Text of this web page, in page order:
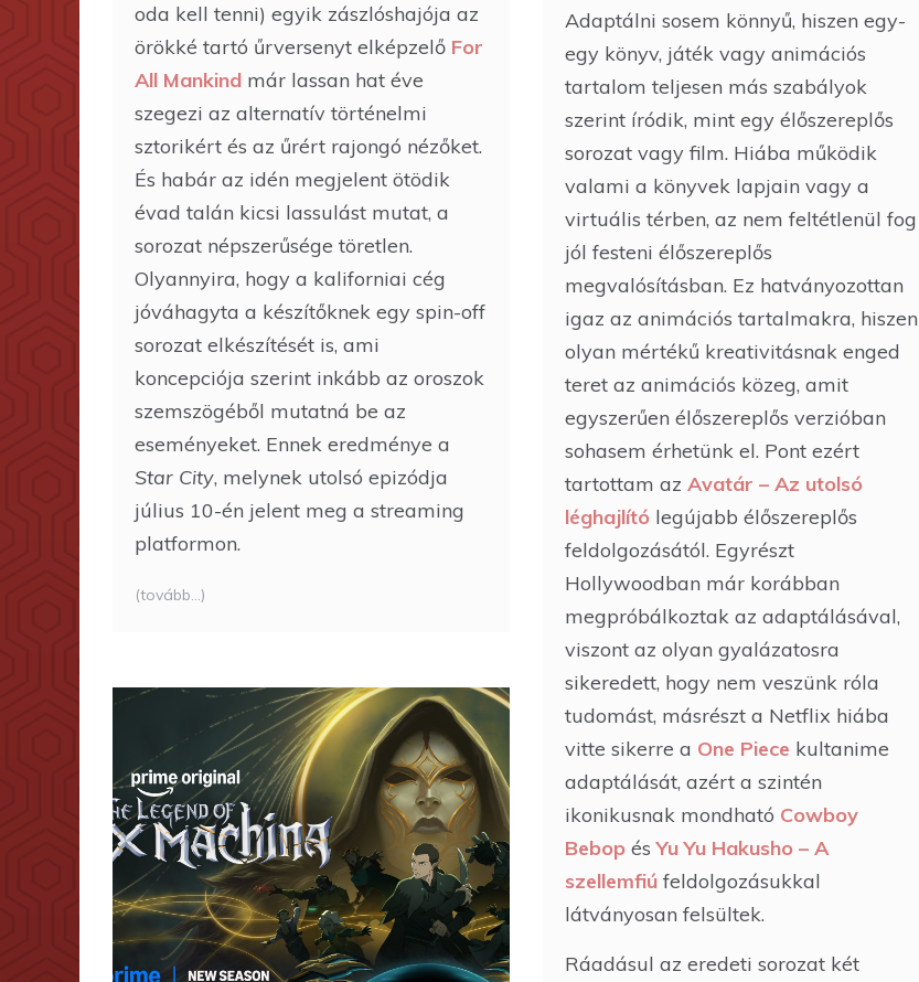
oda kell tenni) egyik zászlóshajója az
örökké tartó űrversenyt elképzelő For
All Mankind már lassan hat éve
szegezi az alternatív történelmi
sztorikért és az űrért rajongó nézőket.
És habár az idén megjelent ötödik
évad talán kicsi lassulást mutat, a
sorozat népszerűsége töretlen.
Olyannyira, hogy a kaliforniai cég
jóváhagyta a készítőknek egy spin-off
sorozat elkészítését is, ami
koncepciója szerint inkább az oroszok
szemszögéből mutatná be az
eseményeket. Ennek eredménye a
Star City, melynek utolsó epizódja
július 10-én jelent meg a streaming
platformon.
(tovább…)
Adaptálni sosem könnyű, hiszen egy-
egy könyv, játék vagy animációs
tartalom teljesen más szabályok
szerint íródik, mint egy élőszereplős
sorozat vagy film. Hiába működik
valami a könyvek lapjain vagy a
virtuális térben, az nem feltétlenül fog
jól festeni élőszereplős
megvalósításban. Ez hatványozottan
igaz az animációs tartalmakra, hiszen
olyan mértékű kreativitásnak enged
teret az animációs közeg, amit
egyszerűen élőszereplős verzióban
sohasem érhetünk el. Pont ezért
tartottam az Avatár – Az utolsó
léghajlító legújabb élőszereplős
feldolgozásától. Egyrészt
Hollywoodban már korábban
megpróbálkoztak az adaptálásával,
viszont az olyan gyalázatosra
sikeredett, hogy nem veszünk róla
tudomást, másrészt a Netflix hiába
vitte sikerre a One Piece kultanime
adaptálását, azért a szintén
ikonikusnak mondható Cowboy
Bebop ésYu Yu Hakusho – A
szellemfiú feldolgozásukkal
látványosan felsültek.
Ráadásul az eredeti sorozat két